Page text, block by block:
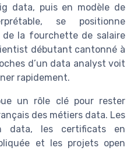
data, puis en modèle de
se positionne
la fourchette de salaire
débutant cantonné à
d’un data analyst voit
rapidement.
un rôle clé pour rester
des métiers data. Les
data, les certificats en
et les projets open